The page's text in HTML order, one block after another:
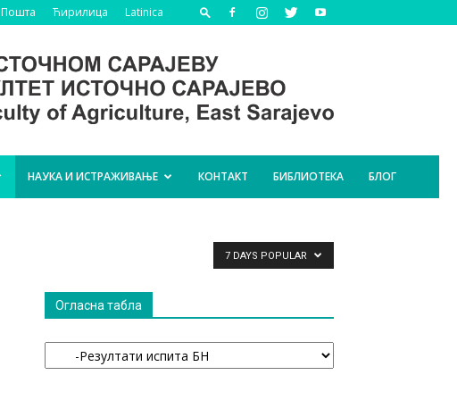
Пошта Ћирилица Latinica
НАУКА И ИСТРАЖИВАЊЕ КОНТАКТ БИБЛИОТЕКА БЛОГ
7 DAYS POPULAR
Огласна табла
Огласна
табла